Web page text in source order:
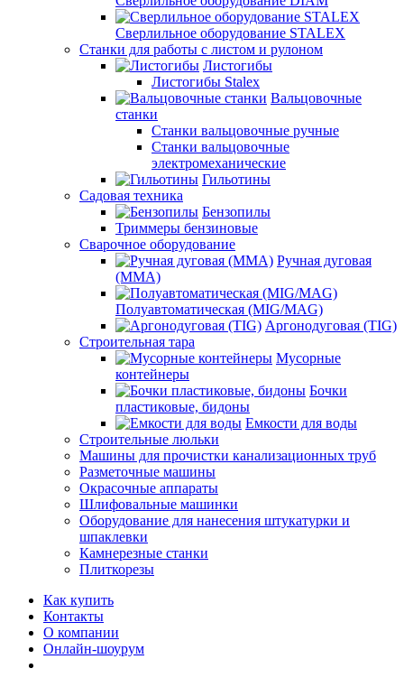
Сверлильное оборудование STALEX
Станки для работы с листом и рулоном
Листогибы
Листогибы Stalex
Вальцовочные
станки
Станки вальцовочные ручные
Станки вальцовочные
электромеханические
Гильотины
Садовая техника
Бензопилы
Триммеры бензиновые
Сварочное оборудование
Ручная дуговая
(MMA)
Полуавтоматическая (MIG/MAG)
Аргонодуговая (TIG)
Строительная тара
Мусорные
контейнеры
Бочки
пластиковые, бидоны
Емкости для воды
Строительные люльки
Машины для прочистки канализационных труб
Разметочные машины
Окрасочные аппараты
Шлифовальные машинки
Оборудование для нанесения штукатурки и
шпаклевки
Камнерезные станки
Плиткорезы
Как купить
Контакты
О компании
Онлайн-шоурум